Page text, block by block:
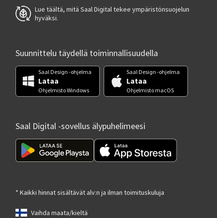
Lue täältä, mitä Saal Digital tekee ympäristönsuojelun
hyväksi.
Suunnittelu täydellä toiminnallisuudella
Saal Design -ohjelma
Lataa
Ohjelmisto Windows
Saal Design -ohjelma
Lataa
Ohjelmisto macOS
Saal Digital -sovellus älypuhelimeesi
* Kaikki hinnat sisältävät alv:n ja ilman toimituskuluja
Vaihda maata/kieltä